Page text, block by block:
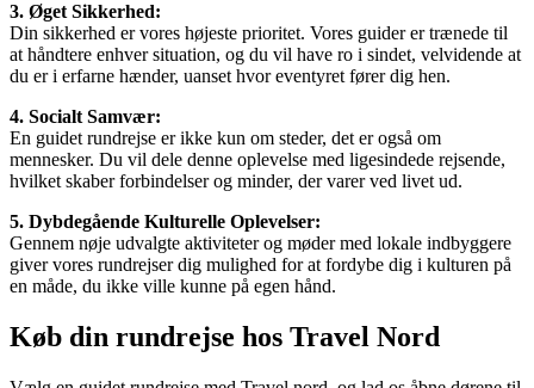
3. Øget Sikkerhed:
Din sikkerhed er vores højeste prioritet. Vores guider er trænede til
at håndtere enhver situation, og du vil have ro i sindet, velvidende at
du er i erfarne hænder, uanset hvor eventyret fører dig hen.
4. Socialt Samvær:
En guidet rundrejse er ikke kun om steder, det er også om
mennesker. Du vil dele denne oplevelse med ligesindede rejsende,
hvilket skaber forbindelser og minder, der varer ved livet ud.
5. Dybdegående Kulturelle Oplevelser:
Gennem nøje udvalgte aktiviteter og møder med lokale indbyggere
giver vores rundrejser dig mulighed for at fordybe dig i kulturen på
en måde, du ikke ville kunne på egen hånd.
Køb din rundrejse hos Travel Nord